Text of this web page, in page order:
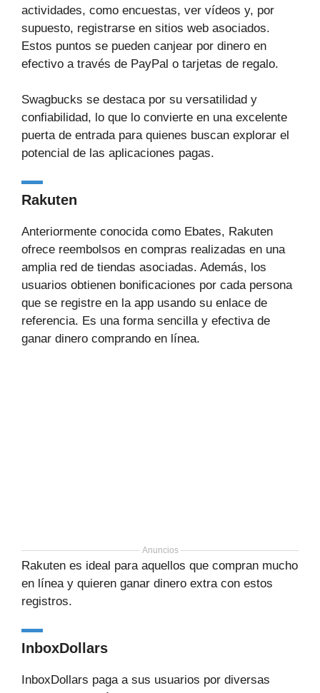
actividades, como encuestas, ver vídeos y, por
supuesto, registrarse en sitios web asociados.
Estos puntos se pueden canjear por dinero en
efectivo a través de PayPal o tarjetas de regalo.
Swagbucks se destaca por su versatilidad y
confiabilidad, lo que lo convierte en una excelente
puerta de entrada para quienes buscan explorar el
potencial de las aplicaciones pagas.
Rakuten
Anteriormente conocida como Ebates, Rakuten
ofrece reembolsos en compras realizadas en una
amplia red de tiendas asociadas. Además, los
usuarios obtienen bonificaciones por cada persona
que se registre en la app usando su enlace de
referencia. Es una forma sencilla y efectiva de
ganar dinero comprando en línea.
Anuncios
Rakuten es ideal para aquellos que compran mucho
en línea y quieren ganar dinero extra con estos
registros.
InboxDollars
InboxDollars paga a sus usuarios por diversas